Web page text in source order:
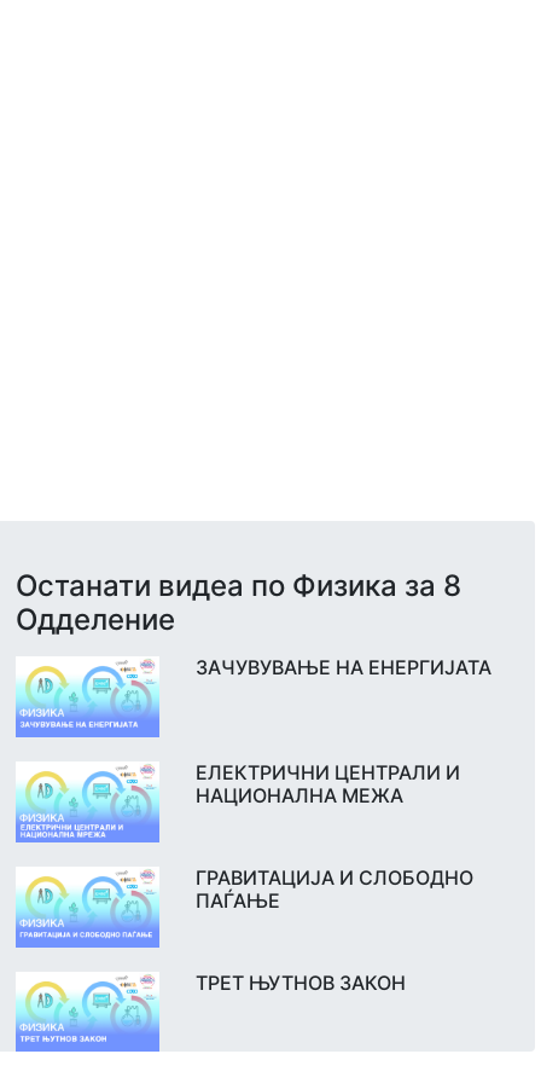
Останати видеа по Физика за 8
Одделение
ЗАЧУВУВАЊЕ НА ЕНЕРГИЈАТА
ЕЛЕКТРИЧНИ ЦЕНТРАЛИ И
НАЦИОНАЛНА МЕЖА
ГРАВИТАЦИЈА И СЛОБОДНО
ПАЃАЊЕ
ТРЕТ ЊУТНОВ ЗАКОН